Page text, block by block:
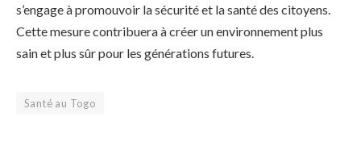
s’engage à promouvoir la sécurité et la santé des citoyens.
Cette mesure contribuera à créer un environnement plus
sain et plus sûr pour les générations futures.
Santé au Togo